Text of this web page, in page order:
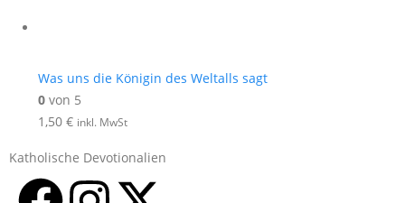
Was uns die Königin des Weltalls sagt
0 von 5
1,50 € inkl. MwSt
Katholische Devotionalien